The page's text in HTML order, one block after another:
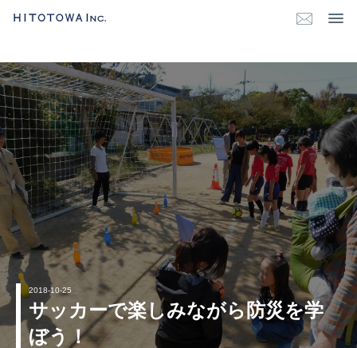
2018-10-25
サッカーで楽しみながら防災を学
ぼう！